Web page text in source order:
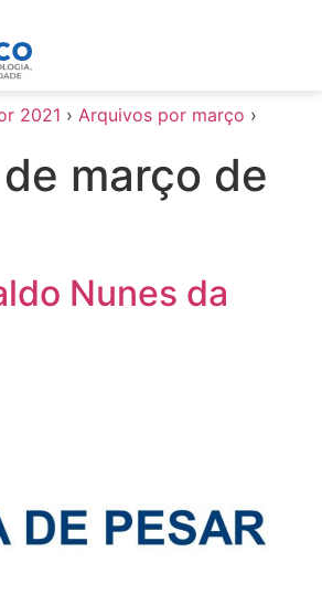
2021 › Arquivos por março ›
março de
Nunes da